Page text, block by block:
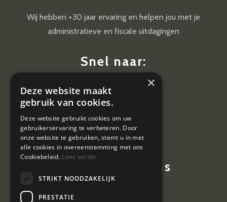
Wij hebben +30 jaar ervaring en helpen jou met je
administratieve en fiscale uitdagingen
Snel naar:
Diensten
Vacatures
Contactgegevens
×
Deze website maakt
gebruik van cookies.
Deze website gebruikt cookies om uw
gebruikerservaring te verbeteren. Door
onze website te gebruiken, stemt u in met
alle cookies in overeenstemming met ons
Cookiebeleid. Lees verder
STRIKT NOODZAKELIJK
PRESTATIE